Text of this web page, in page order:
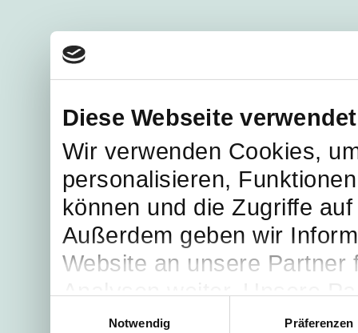
Diese Webseite
Wir verwenden Cookies,
personalisieren,
können und die Zugriffe
Außerdem geben wir
Website an unsere Partner
Analysen weiter. Unsere
möglicherweise mit
Notwendig
Präferenzen